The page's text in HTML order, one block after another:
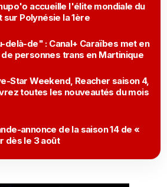
accueille l'élite mondiale du
Polynésie la 1ère
delà-de" : Canal+ Caraïbes met en
personnes trans en Martinique
Star Weekend, Reacher saison 4,
toutes les nouveautés du mois
annonce de la saison 14 de «
dès le 3 août